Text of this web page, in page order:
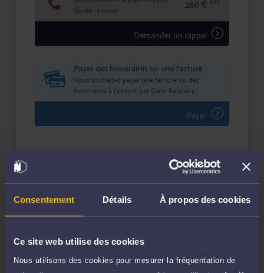
Consentement Détails À propos des cookies
Ce site web utilise des cookies
Nous utilisons des cookies pour mesurer la fréquentation de
Durée : 60 min 280 €
Demander un rappel
Payer des honoraires ou une facture
Vous souhaitez payer une facture ou des
honoraires à l’avocat par Carte Bancaire.
Payer
Compétences
Droit commercial, des affaires et de la concurrence